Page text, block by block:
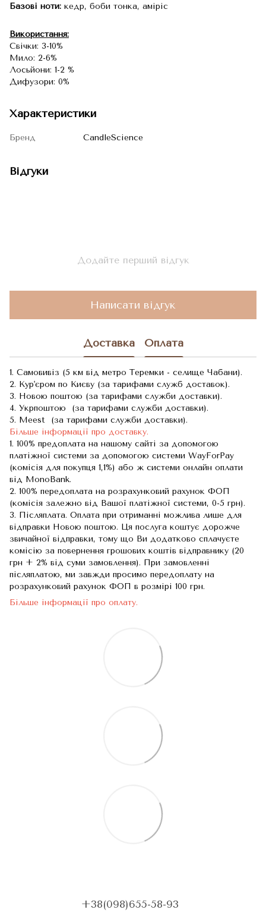
Базові ноти: кедр, боби тонка, аміріс
Використання:
Свічки: 3-10%
Мило: 2-6%
Лосьйони: 1-2 %
Дифузори: 0%
Характеристики
Бренд CandleScience
Відгуки
Додайте перший відгук
Написати відгук
Доставка Оплата
1. Самовивіз (5 км від метро Теремки - селище Чабани).
2. Кур'єром по Києву (за тарифами служб доставок).
3. Новою поштою (за тарифами служби доставки).
4. Укрпоштою (за тарифами служби доставки).
5. Meest (за тарифами служби доставки).
Більше інформації про доставку.
1. 100% предоплата на нашому сайті за допомогою
платіжної системи за допомогою системи WayForPay
(комісія для покупця 1,1%) або ж системи онлайн оплати
від MonoBank.
2. 100% передоплата на розрахунковий рахунок ФОП
(комісія залежно від Вашої платіжної системи, 0-5 грн).
3. Післяплата. Оплата при отриманні можлива лише для
відправки Новою поштою. Ця послуга коштує дорожче
звичайної відправки, тому що Ви додатково сплачуєте
комісію за повернення грошових коштів відправнику (20
грн + 2% від суми замовлення). При замовленні
післяплатою, ми завжди просимо передоплату на
розрахунковий рахунок ФОП в розмірі 100 грн.
Більше інформації про оплату.
+38(098)655-58-93